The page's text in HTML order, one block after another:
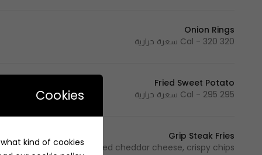
Onion Rings
320 Cal - 320 سعرة حرارية
Fried Sweet Potato
295 Cal - 295 سعرة حرارية
Grip Steak Fries
Cookies
kind of cookies